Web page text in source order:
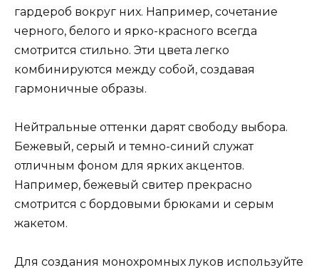
гардероб вокруг них. Например, сочетание
черного, белого и ярко-красного всегда
смотрится стильно. Эти цвета легко
комбинируются между собой, создавая
гармоничные образы.
Нейтральные оттенки дарят свободу выбора.
Бежевый, серый и темно-синий служат
отличным фоном для ярких акцентов.
Например, бежевый свитер прекрасно
смотрится с бордовыми брюками и серым
жакетом.
Для создания монохромных луков используйте